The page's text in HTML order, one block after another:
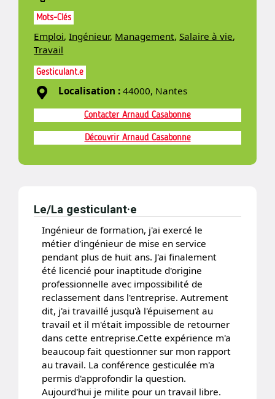
Mots-Clés
Emploi,Ingénieur, Management,Salaire à vie,
Travail
Gesticulant.e
Localisation :44000, Nantes
Contacter Arnaud Casabonne
Découvrir Arnaud Casabonne
Le/La gesticulant·e
Ingénieur de formation, j'ai exercé le
métier d'ingénieur de mise en service
pendant plus de huit ans. J'ai finalement
été licencié pour inaptitude d'origine
professionnelle avec impossibilité de
reclassement dans l'entreprise. Autrement
dit, j'ai travaillé jusqu'à l'épuisement au
travail et il m'était impossible de retourner
dans cette entreprise.Cette expérience m'a
beaucoup fait questionner sur mon rapport
au travail. La conférence gesticulée m'a
permis d'approfondir la question.
Aujourd'hui je milite pour un travail libre.